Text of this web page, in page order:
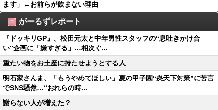
ます」←お前らが飲まない理由
がーるずレポート
『ドッキリGP』、松田元太と中年男性スタッフの“息吐きかけ合
い”企画に「嫌すぎる」…相次ぐ...
重たい物をお土産に持たせようとする人
明石家さんま、「もうやめてほしい」夏の甲子園“炎天下対策”に苦言
でSNS騒然…“おれらの時...
謝らない人が増えた？